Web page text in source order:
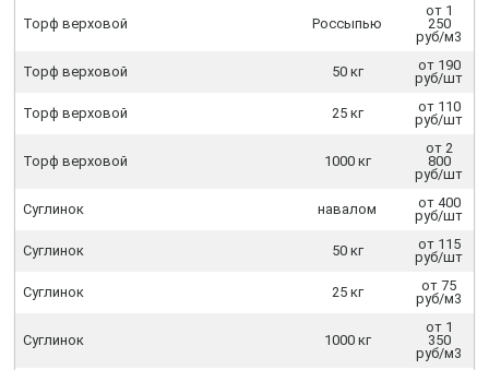
Торф верховой Россыпью
от 1
250
руб/м3
Торф верховой 50 кг
от 190
руб/шт
Торф верховой 25 кг
от 110
руб/шт
Торф верховой 1000 кг
от 2
800
руб/шт
Суглинок навалом
от 400
руб/шт
Суглинок 50 кг
от 115
руб/шт
Суглинок 25 кг
от 75
руб/м3
Суглинок 1000 кг
от 1
350
руб/м3